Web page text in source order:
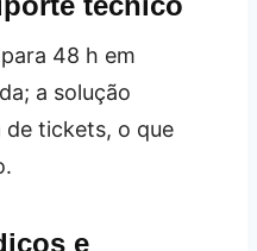
48 h em
a solução
tickets, o que
e